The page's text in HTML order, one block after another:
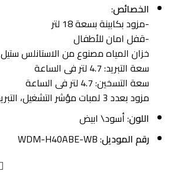
الخصائص:
-مزود بكابينة بسعة 18 لتر
-قفل امان للأطفال
خزان المياه مصنوع من الاستانلس ستيل
سعة التبريد: 4.7 لتر فى الساعة
سعة التسخين: 4.7 لتر فى الساعة
مزود بعدد 3 لمبات مؤشر التشغيل، التبريد والتسخين
اللون: أسود\ ابيض
رقم الموديل: WDM-H40ABE-WB